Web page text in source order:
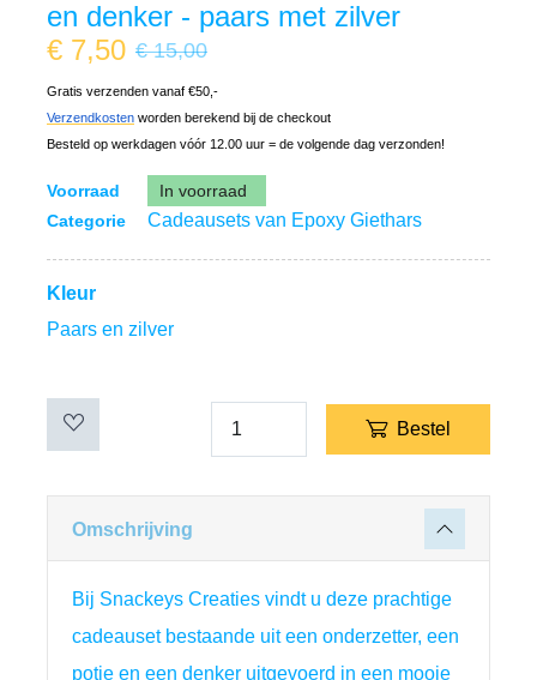
en denker - paars met zilver
€ 7,50 € 15,00
Gratis verzenden vanaf €50,-
Verzendkosten worden berekend bij de checkout
Besteld op werkdagen vóór 12.00 uur = de volgende dag verzonden!
Voorraad
In voorraad
Categorie
Cadeausets van Epoxy Giethars
Kleur
Paars en zilver
Bestel
Omschrijving
Bij Snackeys Creaties vindt u deze prachtige
cadeauset bestaande uit een onderzetter, een
potje en een denker uitgevoerd in een mooie